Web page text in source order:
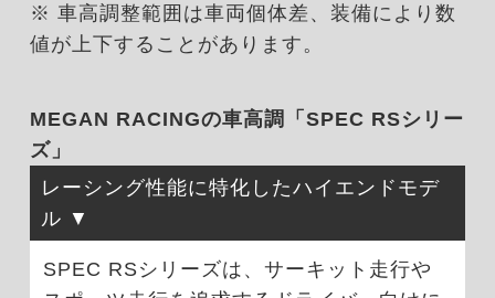
※ 車高調整範囲は車両個体差、装備により数
値が上下することがあります。
MEGAN RACINGの車高調「SPEC RSシリー
ズ」
レーシング性能に特化したハイエンドモデ
ル
SPEC RSシリーズは、サーキット走行や